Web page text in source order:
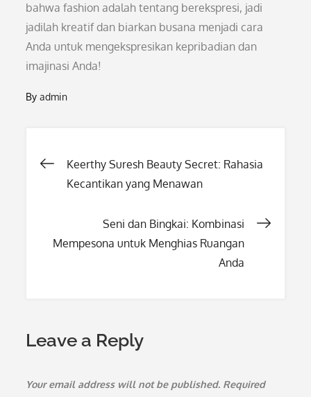
bahwa fashion adalah tentang berekspresi, jadi
jadilah kreatif dan biarkan busana menjadi cara
Anda untuk mengekspresikan kepribadian dan
imajinasi Anda!
Byadmin
Post
Keerthy Suresh Beauty Secret: Rahasia
Kecantikan yang Menawan
Seni dan Bingkai: Kombinasi
Mempesona untuk Menghias Ruangan
Anda
Leave a Reply
Your email address will not be published. Required